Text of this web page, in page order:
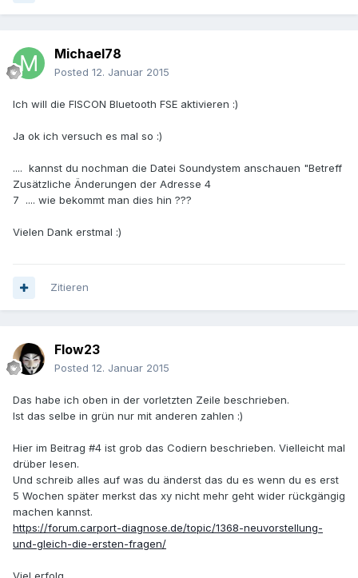
Michael78
Posted 12. Januar 2015
Ich will die FISCON Bluetooth FSE aktivieren :)
Ja ok ich versuch es mal so :)
.... kannst du nochman die Datei Soundystem anschauen "Betreff
Zusätzliche Änderungen der Adresse 4
7 .... wie bekommt man dies hin ???
Vielen Dank erstmal :)
Zitieren
Flow23
Posted 12. Januar 2015
Das habe ich oben in der vorletzten Zeile beschrieben.
Ist das selbe in grün nur mit anderen zahlen :)
Hier im Beitrag #4 ist grob das Codiern beschrieben. Vielleicht mal
drüber lesen.
Und schreib alles auf was du änderst das du es wenn du es erst
5 Wochen später merkst das xy nicht mehr geht wider rückgängig
machen kannst.
https://forum.carport-diagnose.de/topic/1368-neuvorstellung-
und-gleich-die-ersten-fragen/